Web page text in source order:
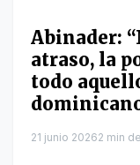
Abinader:
atraso, la
todo
21 junio 20262 min